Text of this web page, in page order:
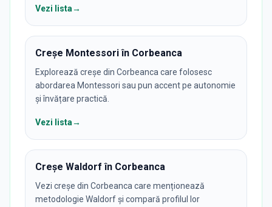
Vezi lista→
Creșe Montessori în Corbeanca
Explorează creșe din Corbeanca care folosesc
abordarea Montessori sau pun accent pe autonomie
și învățare practică.
Vezi lista→
Creșe Waldorf în Corbeanca
Vezi creșe din Corbeanca care menționează
metodologie Waldorf și compară profilul lor